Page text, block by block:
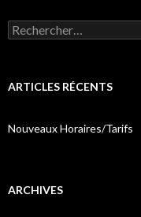
Rechercher :
ARTICLES RÉCENTS
Nouveaux Horaires/Tarifs
ARCHIVES